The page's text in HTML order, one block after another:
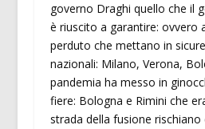
governo Draghi quello che il
è riuscito a garantire: ovvero
perduto che mettano in
nazionali: Milano, Verona,
pandemia ha messo in
fiere: Bologna e Rimini che
strada della fusione rischiano